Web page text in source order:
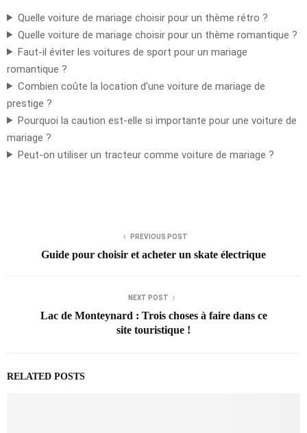
Quelle voiture de mariage choisir pour un thème rétro ?
Quelle voiture de mariage choisir pour un thème romantique ?
Faut-il éviter les voitures de sport pour un mariage
romantique ?
Combien coûte la location d’une voiture de mariage de
prestige ?
Pourquoi la caution est-elle si importante pour une voiture de
mariage ?
Peut-on utiliser un tracteur comme voiture de mariage ?
PREVIOUS POST
Guide pour choisir et acheter un skate électrique
NEXT POST
Lac de Monteynard : Trois choses à faire dans ce
site touristique !
RELATED POSTS